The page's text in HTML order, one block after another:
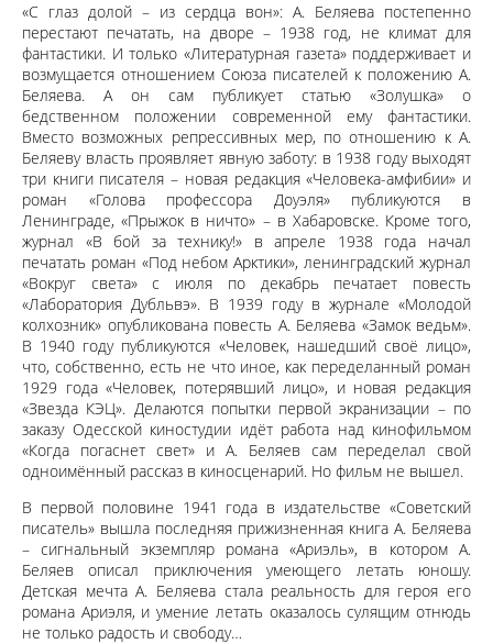
«С глаз долой – из сердца вон»: А. Беляева постепенно
перестают печатать, на дворе – 1938 год, не климат для
фантастики. И только «Литературная газета» поддерживает и
возмущается отношением Союза писателей к положению А.
Беляева. А он сам публикует статью «Золушка» о
бедственном положении современной ему фантастики.
Вместо возможных репрессивных мер, по отношению к А.
Беляеву власть проявляет явную заботу: в 1938 году выходят
три книги писателя – новая редакция «Человека-амфибии» и
роман «Голова профессора Доуэля» публикуются в
Ленинграде, «Прыжок в ничто» – в Хабаровске. Кроме того,
журнал «В бой за технику!» в апреле 1938 года начал
печатать роман «Под небом Арктики», ленинградский журнал
«Вокруг света» с июля по декабрь печатает повесть
«Лаборатория Дубльвэ». В 1939 году в журнале «Молодой
колхозник» опубликована повесть А. Беляева «Замок ведьм».
В 1940 году публикуются «Человек, нашедший своё лицо»,
что, собственно, есть не что иное, как переделанный роман
1929 года «Человек, потерявший лицо», и новая редакция
«Звезда КЭЦ». Делаются попытки первой экранизации – по
заказу Одесской киностудии идёт работа над кинофильмом
«Когда погаснет свет» и А. Беляев сам переделал свой
одноимённый рассказ в киносценарий. Но фильм не вышел.
В первой половине 1941 года в издательстве «Советский
писатель» вышла последняя прижизненная книга А. Беляева
– сигнальный экземпляр романа «Ариэль», в котором А.
Беляев описал приключения умеющего летать юношу.
Детская мечта А. Беляева стала реальность для героя его
романа Ариэля, и умение летать оказалось сулящим отнюдь
не только радость и свободу…